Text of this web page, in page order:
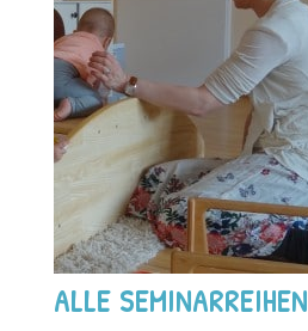
ALLE SEMINARREIHEN